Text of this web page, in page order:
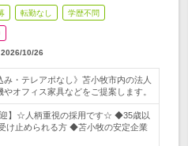
転勤なし 学歴不問
2026/10/26
み・テレアポなし》苫小牧市内の法人
オフィス家具などをご提案します。
迎】☆人柄重視の採用です☆ ◆35歳以
け止められる方 ◆苫小牧の安定企業